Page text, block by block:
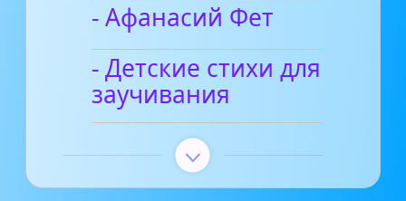
- Афанасий Фет
- Детские стихи для
заучивания